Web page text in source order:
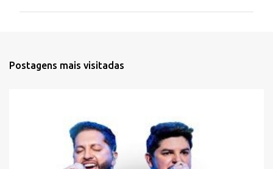
Postagens mais visitadas